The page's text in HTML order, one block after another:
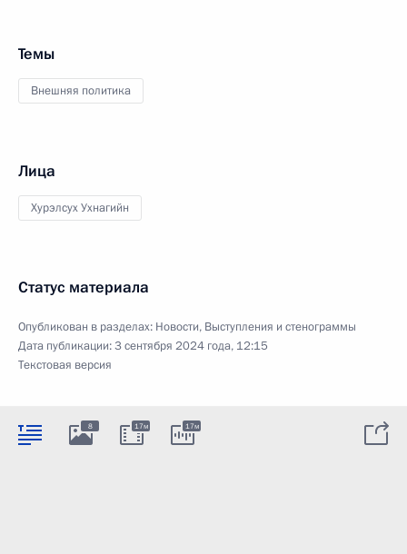
Темы
Внешняя политика
Лица
Хурэлсух Ухнагийн
Статус материала
Опубликован в разделах: Новости, Выступления и стенограммы
Дата публикации:3 сентября 2024 года, 12:15
Текстовая версия
8 17м 17м